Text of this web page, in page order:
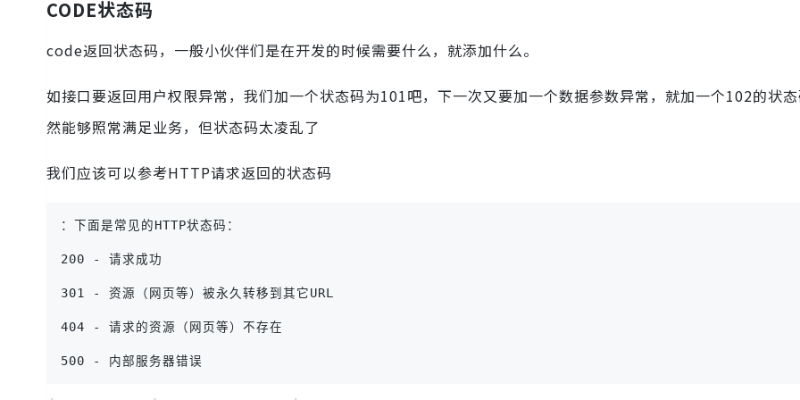
CODE状态码
code返回状态码，一般小伙伴们是在开发的时候需要什么，就添加什么。
如接口要返回用户权限异常，我们加一个状态码为101吧，下一次又要加一个数据参数异常，就加一个102的状
然能够照常满足业务，但状态码太凌乱了
我们应该可以参考HTTP请求返回的状态码
：下面是常见的HTTP状态码：
200 - 请求成功
301 - 资源（网页等）被永久转移到其它URL
404 - 请求的资源（网页等）不存在
500 - 内部服务器错误